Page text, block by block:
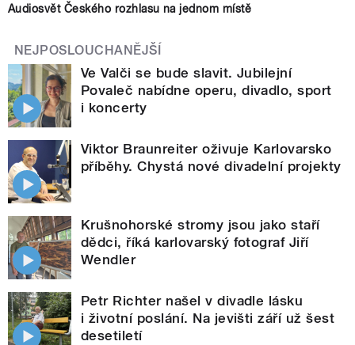
Audiosvět Českého rozhlasu na jednom místě
NEJPOSLOUCHANĚJŠÍ
Ve Valči se bude slavit. Jubilejní
Povaleč nabídne operu, divadlo, sport
i koncerty
Viktor Braunreiter oživuje Karlovarsko
příběhy. Chystá nové divadelní projekty
Krušnohorské stromy jsou jako staří
dědci, říká karlovarský fotograf Jiří
Wendler
Petr Richter našel v divadle lásku
i životní poslání. Na jevišti září už šest
desetiletí